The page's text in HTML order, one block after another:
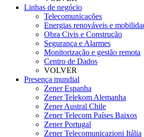
Linhas de negócio
Telecomunicações
Energias renováveis e
Obra Civis e Construção
Segurança e Alarmes
Monitorização e gestão remota
Centro de Dados
VOLVER
Presença mundial
Zener Espanha
Zener Telekom Alemanha
Zener Austral Chile
Zener Telecom Países Baixos
Zener Portugal
Zener Telecomunicazioni Itália